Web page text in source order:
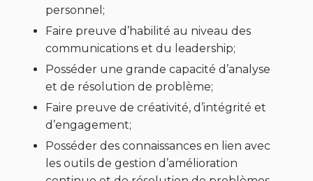
personnel;
Faire preuve d’habilité au niveau des
communications et du leadership;
Posséder une grande capacité d’analyse
et de résolution de problème;
Faire preuve de créativité, d’intégrité et
d’engagement;
Posséder des connaissances en lien avec
les outils de gestion d’amélioration